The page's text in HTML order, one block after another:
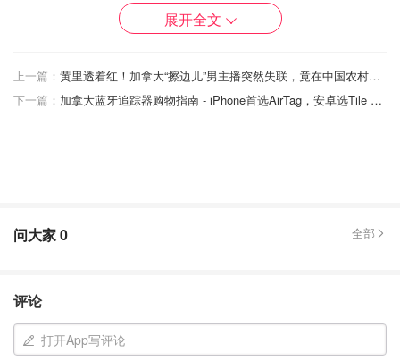
11:00am - 11:00pm
多伦多 NORTH
YORK
+1(416)223-6696
点击订餐
Yonge店外卖自
西店外卖自取
KENNEDY SQUARE
+1(905) 305-6661
11:00am - 10:00pm
点击订餐-
展开全文
上一篇：
黄里透着红！加拿大“擦边儿”男主播突然失联，竟在中国农村小学支教建图书馆！
下一篇：
加拿大蓝牙追踪器购物指南 - iPhone首选AirTag，安卓选Tile Mate!
问大家0 全部
评论
打开App写评论